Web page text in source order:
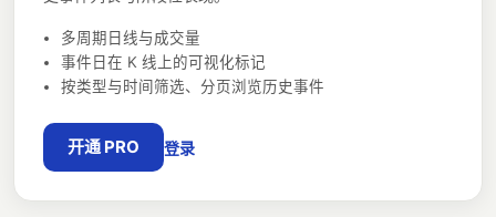
多周期日线与成交量
事件日在 K 线上的可视化标记
按类型与时间筛选、分页浏览历史事件
开通 PRO 登录